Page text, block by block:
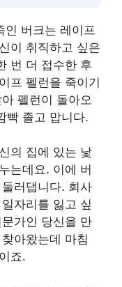
인 버크는 레이프
이 취직하고 싶은
번 더 접수한 후
프 펠런을 죽이기
펠런이 돌아오
빡 졸고 맙니다.
의 집에 있는 낯
는데요. 이에 버
러댑니다. 회사
자리를 잃고 싶
가인 당신을 만
아왔는데 마침
죠.